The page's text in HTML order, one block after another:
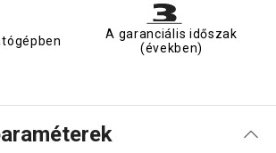
A garanciális időszak
(években)